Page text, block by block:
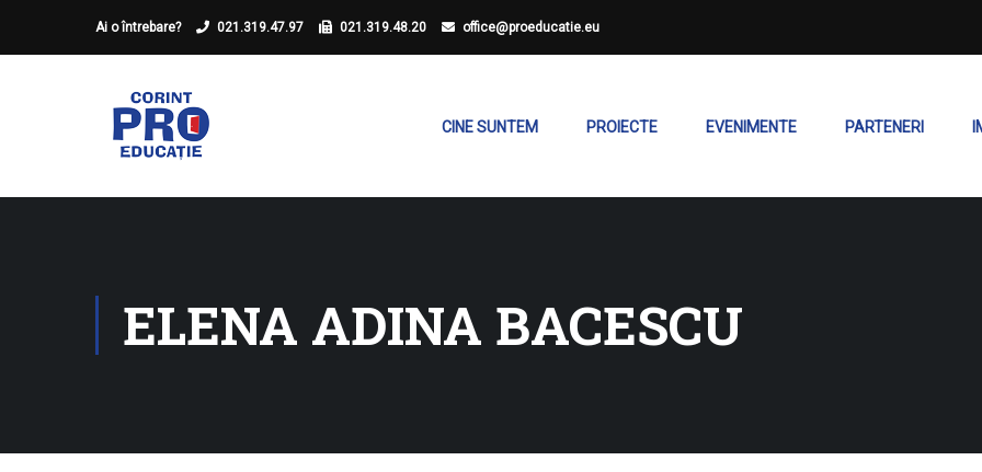
Ai o întrebare? 021.319.47.97 021.319.48.20 office@proeducatie.eu
CINE SUNTEM PROIECTE EVENIMENTE PARTENERI
ELENA ADINA BACESCU